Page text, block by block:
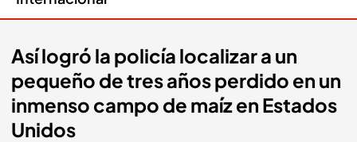
Así logró la policía localizar a un
pequeño de tres años perdido en un
inmenso campo de maíz en Estados
Unidos